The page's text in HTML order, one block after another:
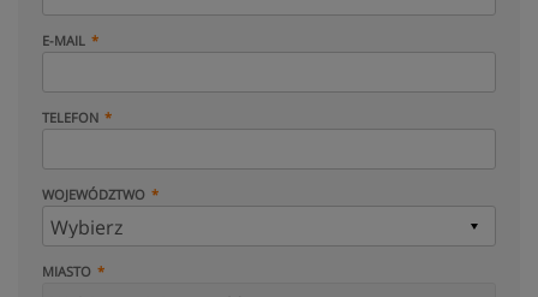
E-MAIL
TELEFON
WOJEWÓDZTWO
MIASTO